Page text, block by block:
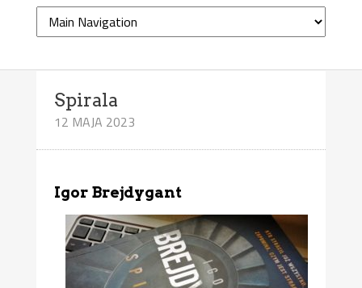
Spirala
12 MAJA 2023
Igor Brejdygant